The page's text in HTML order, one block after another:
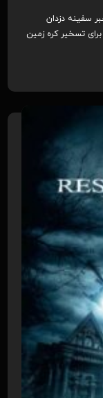
سفینه دزدان
تسخیر کره زمین